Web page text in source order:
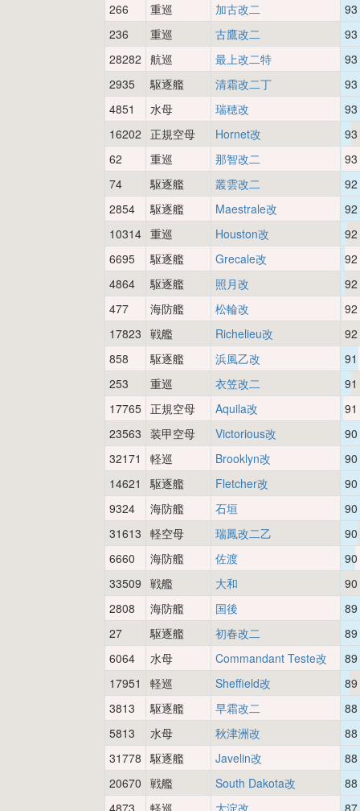
266
重巡 加古改二
93
236
重巡 古鷹改二
93
28282 航巡 最上改二特
93
2935
駆逐艦 清霜改二丁
93
4851
水母 瑞穂改
93
16202
正規空母 Hornet改
93
62
重巡 那智改二
93
74
駆逐艦 叢雲改二
92
2854
駆逐艦 Maestrale改
92
10314 重巡 Houston改
92
6695
駆逐艦 Grecale改
92
4864
駆逐艦 照月改
92
477
海防艦 松輪改
92
17823 戦艦 Richelieu改
92
858
駆逐艦 浜風乙改
91
253
重巡 衣笠改二
91
17765 正規空母 Aquila改
91
23563 装甲空母 Victorious改
90
32171
軽巡 Brooklyn改
90
14621
駆逐艦 Fletcher改
90
9324
海防艦 石垣
90
31613 軽空母 瑞鳳改二乙
90
6660
海防艦 佐渡
90
33509 戦艦 大和
90
2808
海防艦 国後
89
27
駆逐艦 初春改二
89
6064
水母 Commandant Teste改
89
17951
軽巡 Sheffield改
89
3813
駆逐艦 早霜改二
88
5813
水母 秋津洲改
88
31778 駆逐艦 Javelin改
88
20670 戦艦 South Dakota改
88
4873
軽巡 大淀改 87